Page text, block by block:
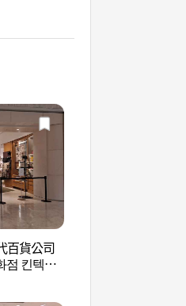
百貨公司
점 킨텍스